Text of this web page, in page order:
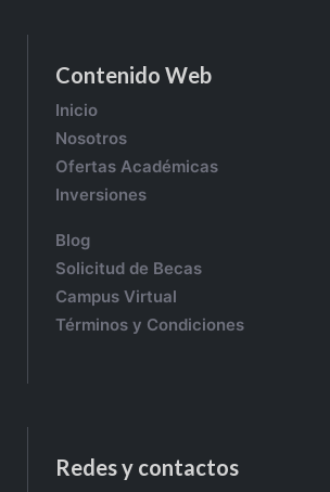
Contenido Web
Inicio
Nosotros
Ofertas Académicas
Inversiones
Blog
Solicitud de Becas
Campus Virtual
Términos y Condiciones
Redes y contactos